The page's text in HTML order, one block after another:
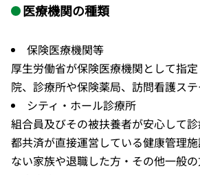
医療機関の種類
保険医療機関等
厚生労働省が保険医療機関として指
院、診療所や保険薬局、訪問看護ステ
シティ・ホール診療所
組合員及びその被扶養者が安心して
都共済が直接運営している健康管理
ない家族や退職した方・その他一般